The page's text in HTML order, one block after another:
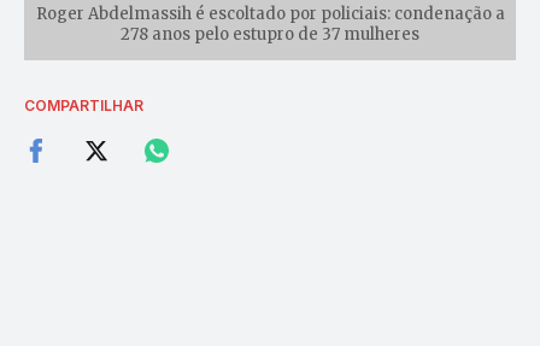
Roger Abdelmassih é escoltado por policiais: condenação a
278 anos pelo estupro de 37 mulheres
COMPARTILHAR